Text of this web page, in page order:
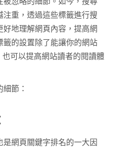
重，透過這些標籤進行搜
地理解網頁內容，提高網
籤的設置除了能讓你的網站
可以提高網站讀者的閱讀體
節：
網頁關鍵字排名的一大因